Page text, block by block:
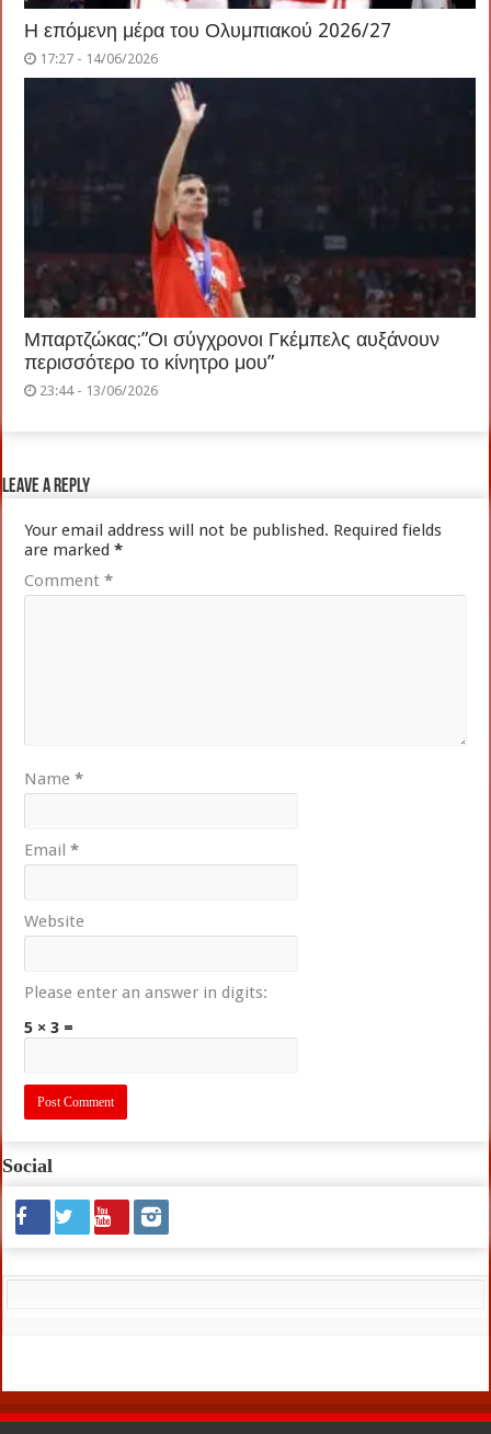
Η επόμενη μέρα του Ολυμπιακού 2026/27
17:27 - 14/06/2026
Μπαρτζώκας:”Οι σύγχρονοι Γκέμπελς αυξάνουν
περισσότερο το κίνητρο μου”
23:44 - 13/06/2026
Leave a Reply
Your email address will not be published. Required fields
are marked*
Comment*
Name*
Email*
Website
Please enter an answer in digits:
5 × 3 =
Social